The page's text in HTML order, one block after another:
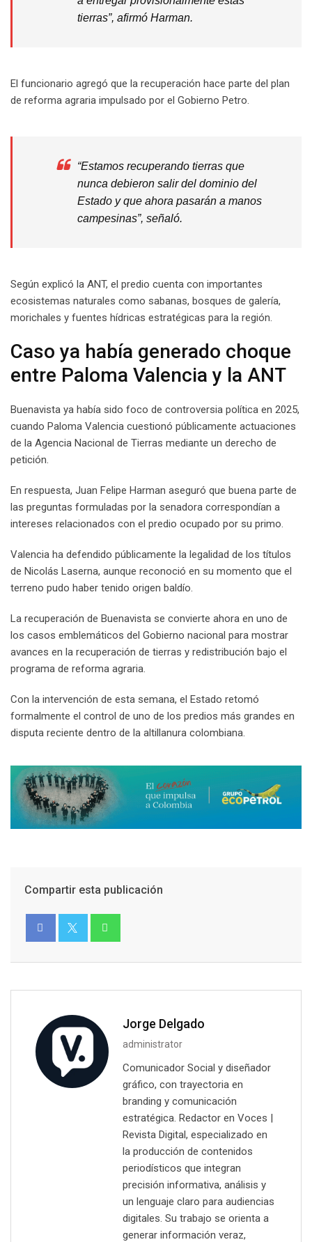
tierras”, afirmó Harman.
El funcionario agregó que la recuperación hace parte del plan
de reforma agraria impulsado por el Gobierno Petro.
“Estamos recuperando tierras que
nunca debieron salir del dominio del
Estado y que ahora pasarán a manos
campesinas”, señaló.
Según explicó la ANT, el predio cuenta con importantes
ecosistemas naturales como sabanas, bosques de galería,
morichales y fuentes hídricas estratégicas para la región.
Caso ya había generado choque
entre Paloma Valencia y la ANT
Buenavista ya había sido foco de controversia política en 2025,
cuando Paloma Valencia cuestionó públicamente actuaciones
de la Agencia Nacional de Tierras mediante un derecho de
petición.
En respuesta, Juan Felipe Harman aseguró que buena parte de
las preguntas formuladas por la senadora correspondían a
intereses relacionados con el predio ocupado por su primo.
Valencia ha defendido públicamente la legalidad de los títulos
de Nicolás Laserna, aunque reconoció en su momento que el
terreno pudo haber tenido origen baldío.
La recuperación de Buenavista se convierte ahora en uno de
los casos emblemáticos del Gobierno nacional para mostrar
avances en la recuperación de tierras y redistribución bajo el
programa de reforma agraria.
Con la intervención de esta semana, el Estado retomó
formalmente el control de uno de los predios más grandes en
disputa reciente dentro de la altillanura colombiana.
Compartir esta publicación
Jorge Delgado
administrator
Comunicador Social y diseñador
gráfico, con trayectoria en
branding y comunicación
estratégica. Redactor en Voces |
Revista Digital, especializado en
la producción de contenidos
periodísticos que integran
precisión informativa, análisis y
un lenguaje claro para audiencias
digitales. Su trabajo se orienta a
generar información veraz,